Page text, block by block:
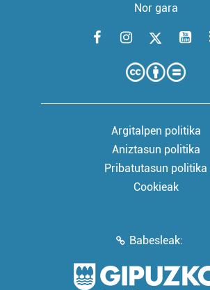
Nor gara
Argitalpen politika
Aniztasun politika
Pribatutasun politika
Cookieak
Babesleak: